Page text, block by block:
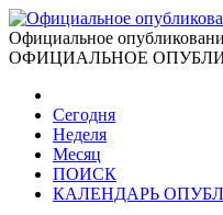
Официальное
ОФИЦИАЛЬНОЕ
Сегодня
Неделя
Месяц
ПОИСК
КАЛЕНДАРЬ